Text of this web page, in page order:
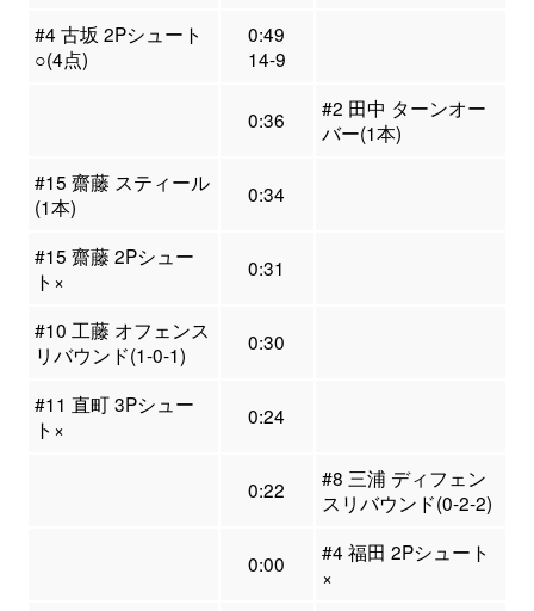
#4 古坂 2Pシュート
○(4点)
0:49
14-9
0:36
#2 田中 ターンオー
バー(1本)
#15 齋藤 スティール
(1本)
0:34
#15 齋藤 2Pシュー
ト×
0:31
#10 工藤 オフェンス
リバウンド(1-0-1)
0:30
#11 直町 3Pシュー
ト×
0:24
0:22
#8 三浦 ディフェン
スリバウンド(0-2-2)
0:00
#4 福田 2Pシュート
×